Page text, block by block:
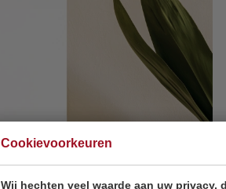
Cookievoorkeuren
Wij hechten veel waarde aan uw privacy,